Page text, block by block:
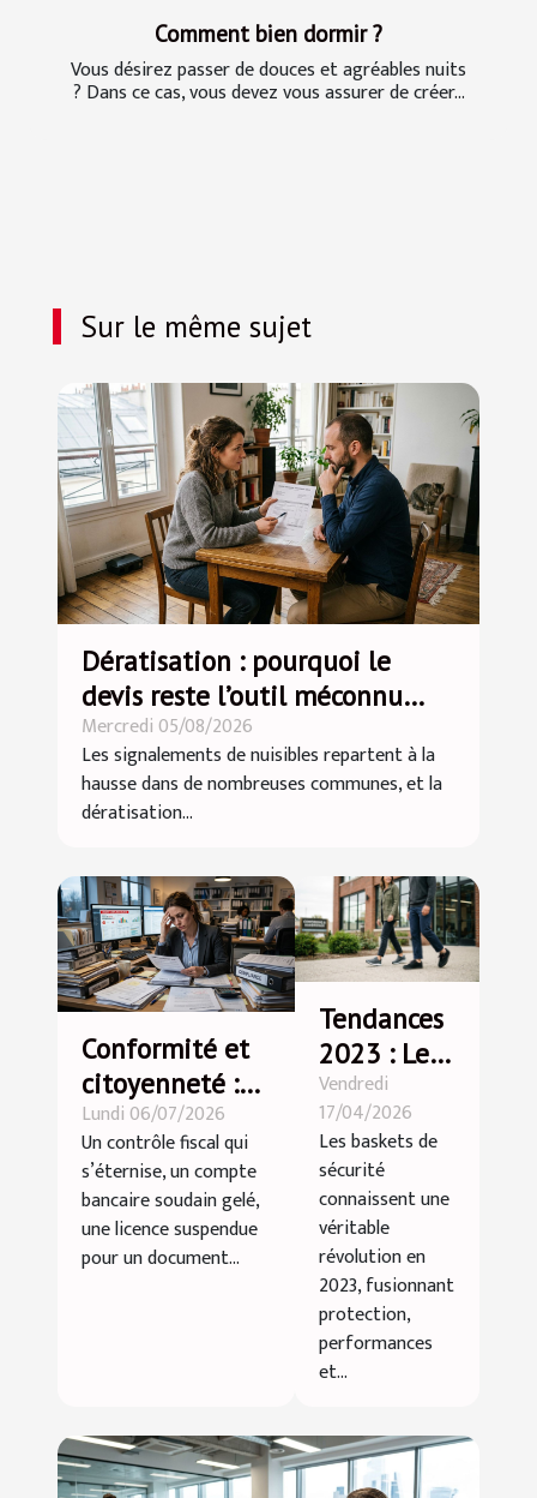
Comment bien dormir ?
Vous désirez passer de douces et agréables nuits
? Dans ce cas, vous devez vous assurer de créer...
Sur le même sujet
Dératisation : pourquoi le
devis reste l’outil méconnu
pour éviter l’impasse
Mercredi 05/08/2026
Les signalements de nuisibles repartent à la
hausse dans de nombreuses communes, et la
dératisation...
Conformité et
citoyenneté :
histoires vraies
d’organisations
dépassées par
la
réglementation
Lundi 06/07/2026
Un contrôle fiscal qui
s’éternise, un compte
bancaire soudain gelé,
une licence suspendue
pour un document...
Tendances
2023 : Les
baskets de
sécurité
alliant
style et
confort
Vendredi
17/04/2026
Les baskets de
sécurité
connaissent une
véritable
révolution en
2023, fusionnant
protection,
performances
et...